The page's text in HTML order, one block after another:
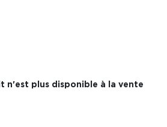
n'est plus disponible à la vente